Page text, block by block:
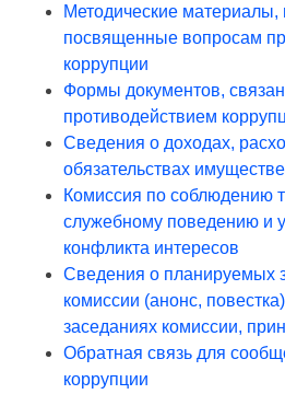
Методические материалы,
посвященные вопросам
коррупции
Формы документов,
противодействием
Сведения о доходах,
обязательствах
Комиссия по соблюдению
служебному поведению и
конфликта интересов
Сведения о планируемых
комиссии (анонс,
заседаниях комиссии,
Обратная связь для
коррупции